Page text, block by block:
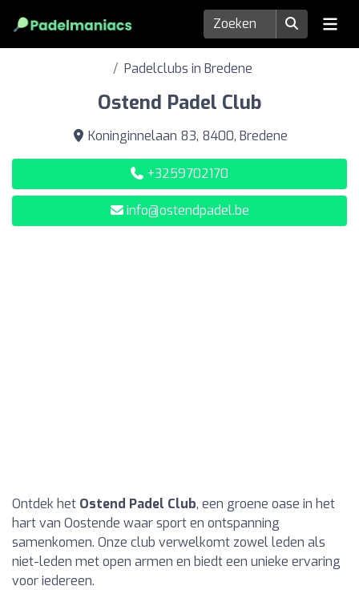
Padelclubs in Bredene
Ostend Padel Club
Koninginnelaan 83, 8400, Bredene
+3259702170
info@ostendpadel.be
Ontdek het Ostend Padel Club, een groene oase in het
hart van Oostende waar sport en ontspanning
samenkomen. Onze club verwelkomt zowel leden als
niet-leden met open armen en biedt een unieke ervaring
voor iedereen.